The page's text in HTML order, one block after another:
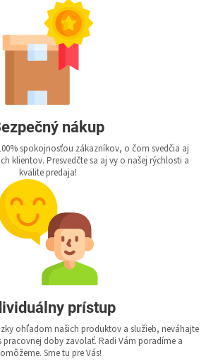
nákup
spokojnosťou zákazníkov, o čom svedčia aj
klientov. Presvedčte sa aj vy o našej rýchlosti a
kvalite predaja!
prístup
ohľadom našich produktov a služieb, neváhajte
doby zavolať. Radi Vám poradíme a
Sme tu pre Vás!